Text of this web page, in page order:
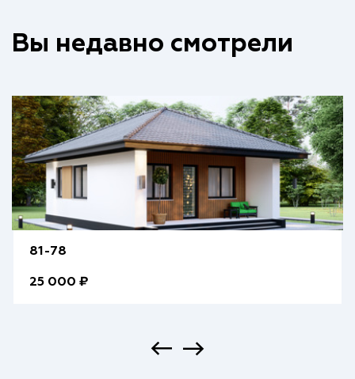
Вы недавно смотрели
81-78
25 000 ₽